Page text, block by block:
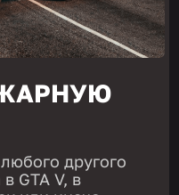
другого
GTA V, в